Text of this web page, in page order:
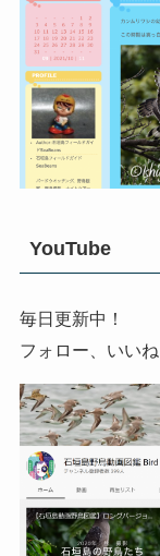
YouTube
毎日更新中！
フォロー、いい